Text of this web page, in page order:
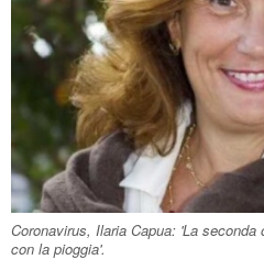
Coronavirus, Ilaria Capua: 'La
con la pioggia'.